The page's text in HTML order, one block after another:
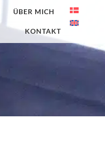
ÜBER MICH
KONTAKT